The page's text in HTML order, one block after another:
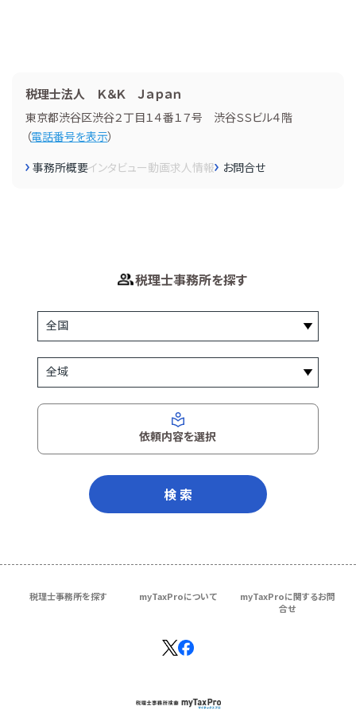
税理士法人 Ｋ＆Ｋ Ｊａｐａｎ
東京都渋谷区渋谷２丁目１４番１７号 渋谷ＳＳビル４階
（電話番号を表示）
事務所概要インタビュー動画求人情報 お問合せ
税理士事務所を探す
依頼内容を選択
検 索
税理士事務所を探す myTaxProについて
myTaxProに関するお問
合せ